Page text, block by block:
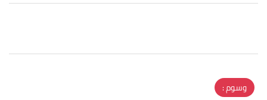
وسوم :